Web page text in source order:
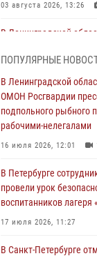
03 августа 2026, 13:26
В Ленинградской
мальчика с
вернуться домой
03 августа 2026, 11:51
В Санкт-Петербурге
03 августа 2026, 10:15
Сотрудники ГУ
боевому самбо
ПОПУЛЯРНЫЕ
В Ленинградской
ОМОН Росгвардии
подпольного рыбного
рабочими-нелегалами
16 июля 2026, 12:01
В Петербурге
провели урок
воспитанников лагеря
17 июля 2026, 11:27
В Санкт-Петербурге